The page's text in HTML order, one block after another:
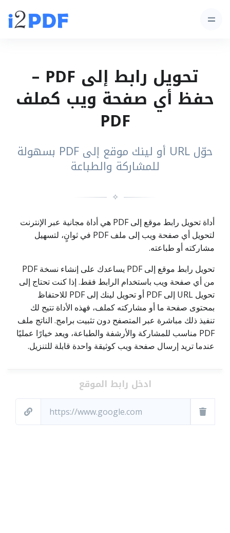
تحويل رابط إلى PDF –
حفظ أي صفحة ويب كملف
PDF
حوّل URL أو لينك موقع إلى PDF بسهولة
للمشاركة والطباعة
✧
أداة تحويل رابط موقع إلى PDF هي أداة مجانية عبر الإنترنت
لتحويل أي صفحة ويب إلى ملف PDF في ثوانٍ، لتسهيل
مشاركته أو طباعته.
تحويل رابط موقع إلى PDF يساعدك على إنشاء نسخة PDF
من أي صفحة ويب باستخدام الرابط فقط. إذا كنت تحتاج إلى
تحويل URL إلى PDF أو تحويل لينك إلى PDF للاحتفاظ
بمحتوى صفحة ما أو مشاركته كملف، فهذه الأداة تتيح لك
تنفيذ ذلك مباشرة عبر المتصفح دون تثبيت برامج. الناتج ملف
PDF مناسب للمشاركة والأرشفة والطباعة، ويعد خيارًا عمليًا
عندما تريد إرسال صفحة ويب كوثيقة واحدة قابلة للتنزيل.
ادخل رابط الموقع